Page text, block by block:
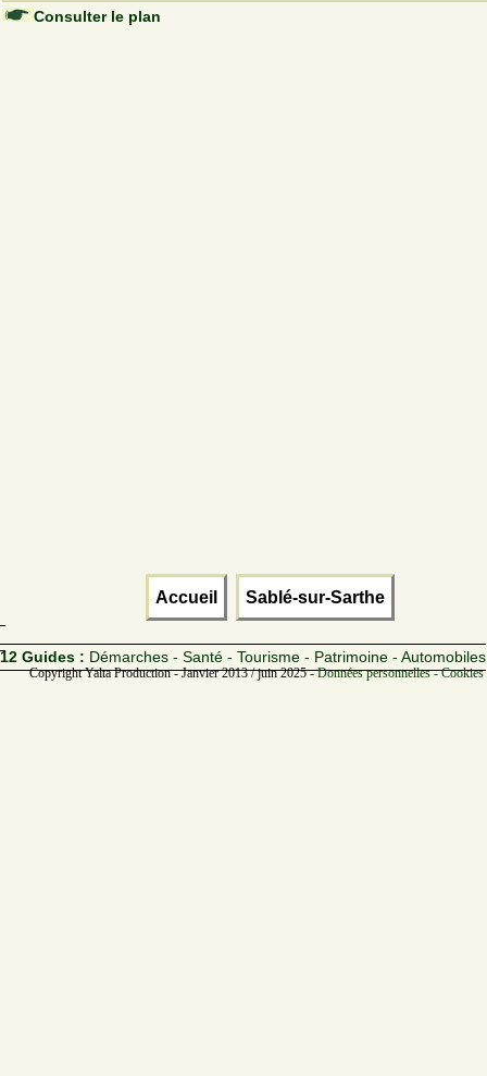
Consulter le plan
Accueil Sablé-sur-Sarthe
12 Guides : Démarches - Santé - Tourisme - Patrimoine - Automobiles
Copyright Yalta Production - Janvier 2013 / juin 2025 -Données personnelles -